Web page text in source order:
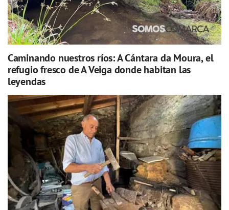
Caminando nuestros ríos: A Cántara da Moura, el
refugio fresco de A Veiga donde habitan las
leyendas